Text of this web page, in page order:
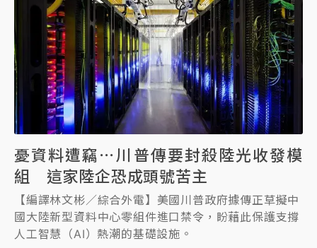
憂資料遭竊⋯川普傳要封殺陸光收發模
組 這家陸企恐成頭號苦主
【編譯林文彬／綜合外電】美國川普政府據傳正草擬中
國大陸新型資料中心零組件進口禁令，盼藉此保護支撐
人工智慧（AI）熱潮的基礎設施。